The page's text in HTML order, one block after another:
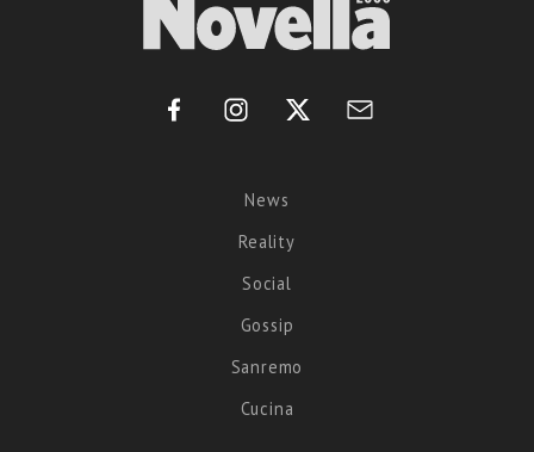
News
Reality
Social
Gossip
Sanremo
Cucina